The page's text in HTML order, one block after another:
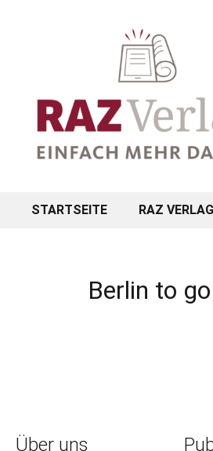
STARTSEITE RAZ VERLAG
Berlin to
Über uns